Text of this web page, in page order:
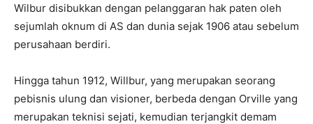
Wilbur disibukkan dengan pelanggaran hak paten oleh
sejumlah oknum di AS dan dunia sejak 1906 atau sebelum
perusahaan berdiri.
Hingga tahun 1912, Willbur, yang merupakan seorang
pebisnis ulung dan visioner, berbeda dengan Orville yang
merupakan teknisi sejati, kemudian terjangkit demam